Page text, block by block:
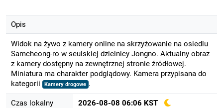
Opis
Widok na żywo z kamery online na skrzyżowanie na osiedlu
Samcheong-ro w seulskiej dzielnicy Jongno. Aktualny obraz
z kamery dostępny na zewnętrznej stronie źródłowej.
Miniatura ma charakter podglądowy. Kamera przypisana do
kategorii
Kamery drogowe .
Czas lokalny 2026-08-08 06:06 KST